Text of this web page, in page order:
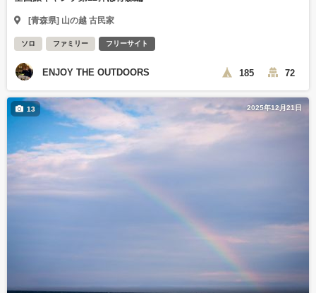
[青森県] 山の越 古民家
ソロ ファミリー フリーサイト
ENJOY THE OUTDOORS 185 72
2025年12月21日
13